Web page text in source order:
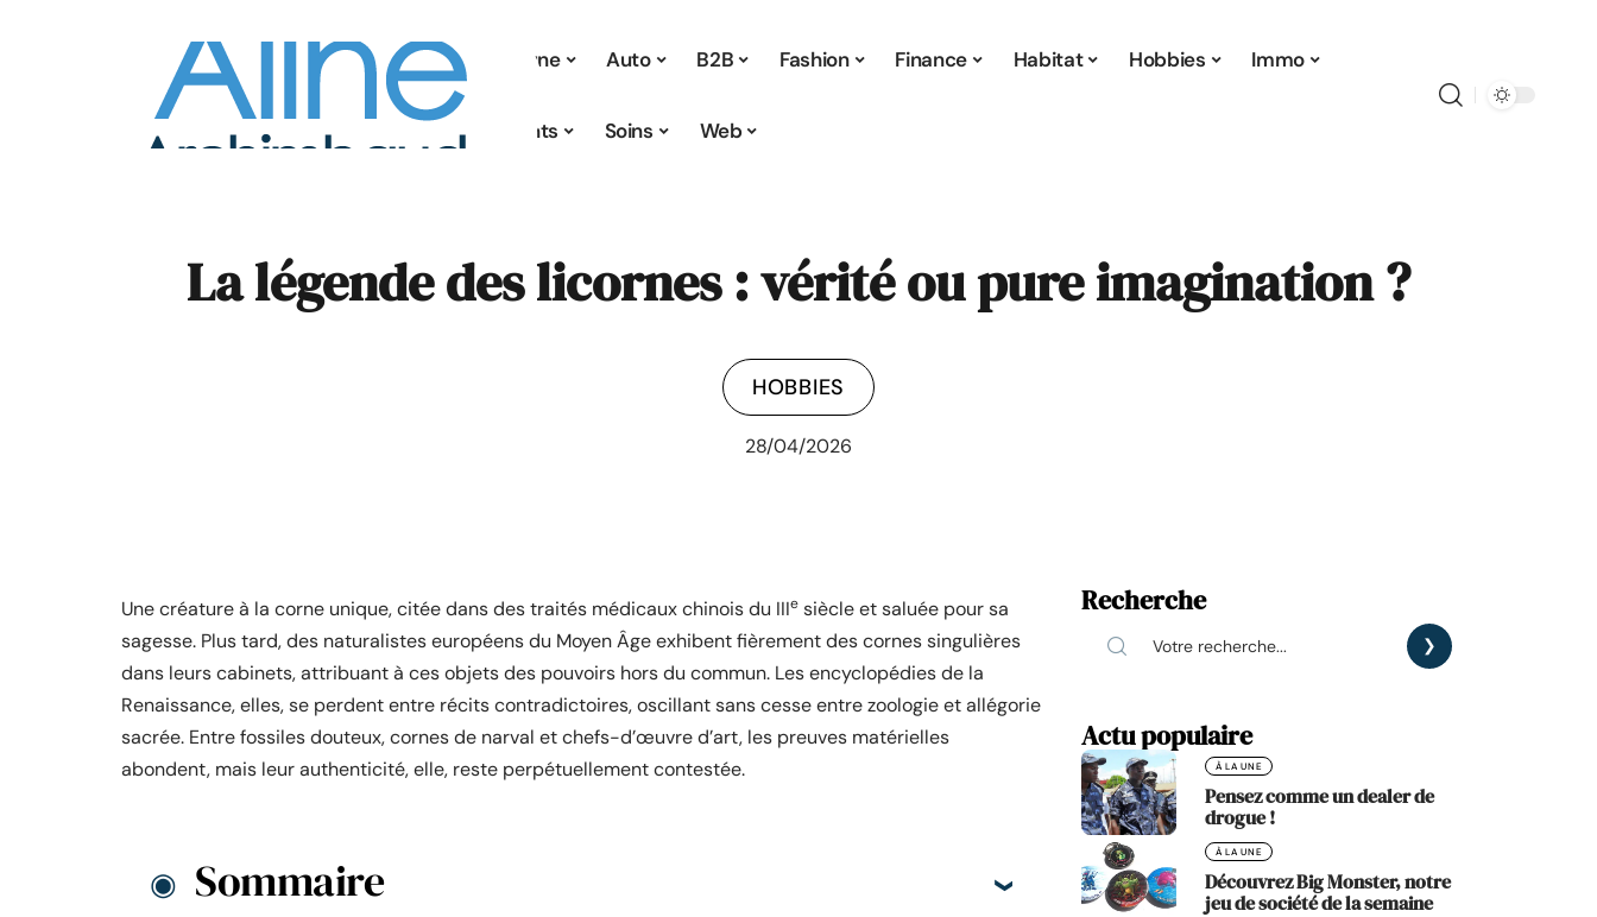
À la une Auto B2B Fashion Finance Habitat Hobbies Immo
Parents Soins Web
La légende des licornes : vérité ou pure imagination ?
HOBBIES
28/04/2026
Une créature à la corne unique, citée dans des traités médicaux chinois du IIIe siècle et saluée pour sa
sagesse. Plus tard, des naturalistes européens du Moyen Âge exhibent fièrement des cornes singulières
dans leurs cabinets, attribuant à ces objets des pouvoirs hors du commun. Les encyclopédies de la
Renaissance, elles, se perdent entre récits contradictoires, oscillant sans cesse entre zoologie et allégorie
sacrée. Entre fossiles douteux, cornes de narval et chefs-d’œuvre d’art, les preuves matérielles
abondent, mais leur authenticité, elle, reste perpétuellement contestée.
Sommaire
Recherche
Actu populaire
À LA UNE
Pensez comme un dealer de
drogue !
À LA UNE
Découvrez Big Monster, notre
jeu de société de la semaine